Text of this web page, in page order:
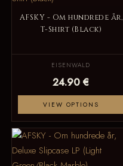
AFSKY - Om hundrede år,
T-Shirt (Black)
EISENWALD
24.90 €
VIEW OPTIONS